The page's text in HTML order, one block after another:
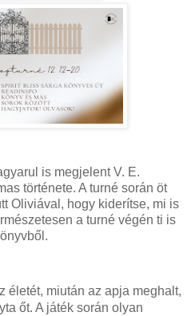
is megjelent V. E.
története. A turné során öt
Oliviával, hogy kiderítse, mi is
a turné végén ti is
életét, miután az apja meghalt,
őt. A játék során olyan